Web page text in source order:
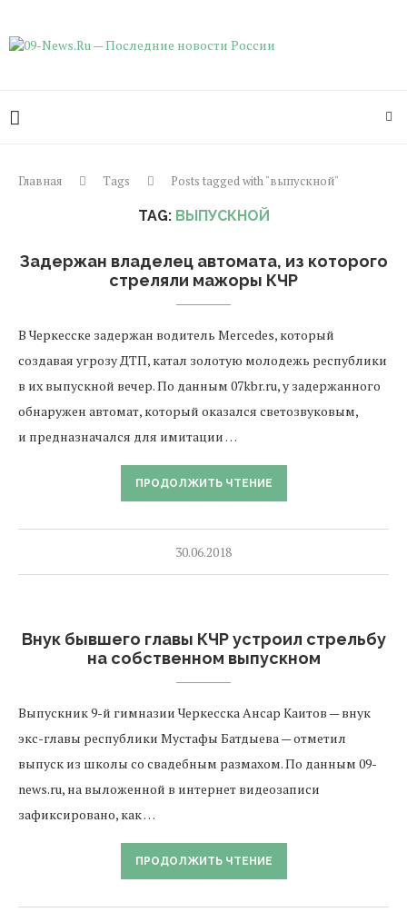
Главная Tags Posts tagged with "выпускной"
TAG: ВЫПУСКНОЙ
Задержан владелец автомата, из которого
стреляли мажоры КЧР
В Черкесске задержан водитель Mercedes, который
создавая угрозу ДТП, катал золотую молодежь республики
в их выпускной вечер. По данным 07kbr.ru, у задержанного
обнаружен автомат, который оказался светозвуковым,
и предназначался для имитации …
ПРОДОЛЖИТЬ ЧТЕНИЕ
30.06.2018
Внук бывшего главы КЧР устроил стрельбу
на собственном выпускном
Выпускник 9-й гимназии Черкесска Ансар Каитов — внук
экс-главы республики Мустафы Батдыева — отметил
выпуск из школы со свадебным размахом. По данным 09-
news.ru, на выложенной в интернет видеозаписи
зафиксировано, как …
ПРОДОЛЖИТЬ ЧТЕНИЕ